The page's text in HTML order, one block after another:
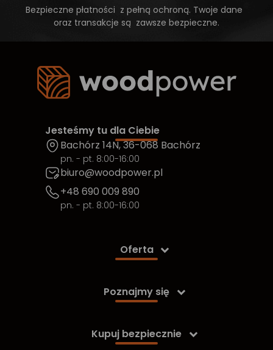
Bezpieczne płatności z pełną ochroną. Twoje dane
oraz transakcje są zawsze bezpieczne.
Jesteśmy tu dla Ciebie
Bachórz 14N, 36-068 Bachórz
pn. - pt. 8:00-16:00
biuro@woodpower.pl
+48 690 009 890
pn. - pt. 8:00-16:00
Oferta 
Poznajmy się 
Kupuj bezpiecznie 